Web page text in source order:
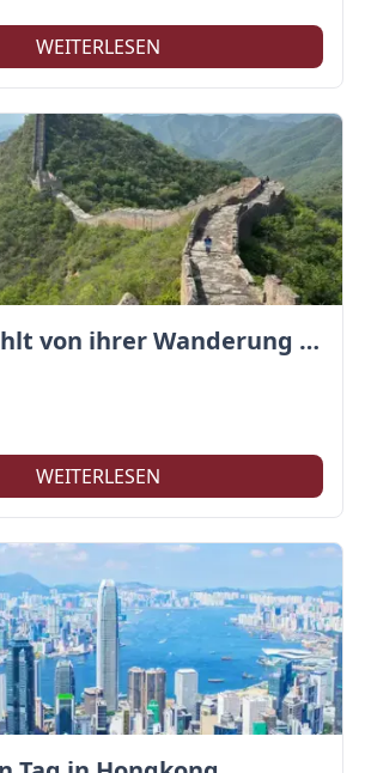
WEITERLESEN
Maria erzählt von ihrer Wanderung auf der Großen Mauer
WEITERLESEN